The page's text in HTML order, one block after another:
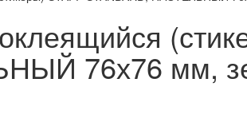
76х76 мм,